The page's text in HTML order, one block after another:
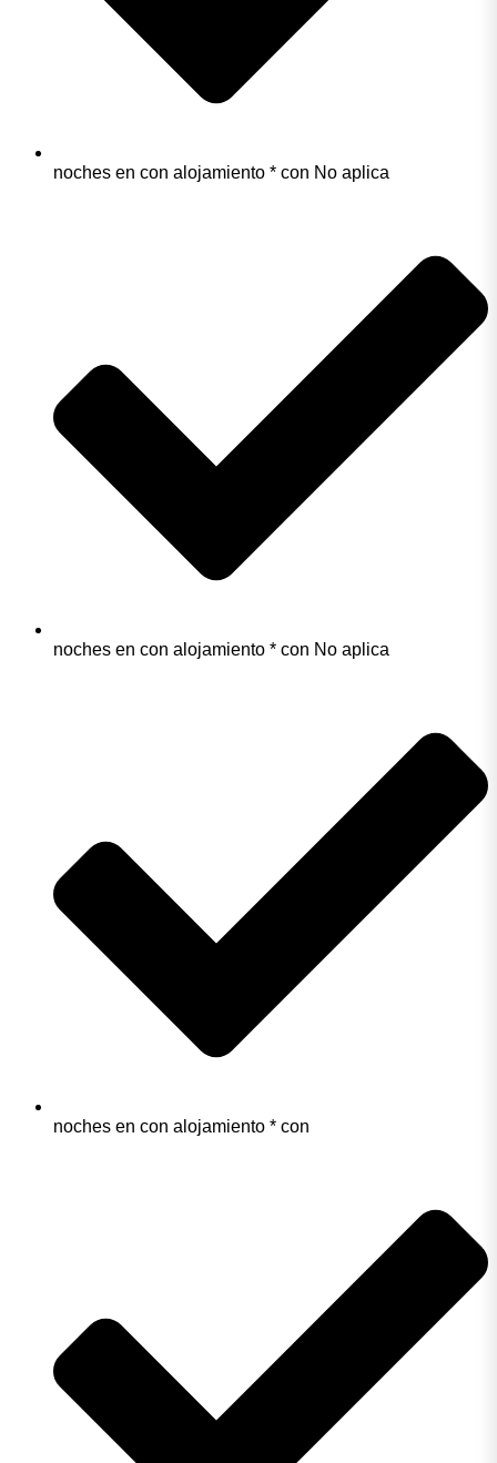
noches en con alojamiento * con No aplica
noches en con alojamiento * con No aplica
noches en con alojamiento * con